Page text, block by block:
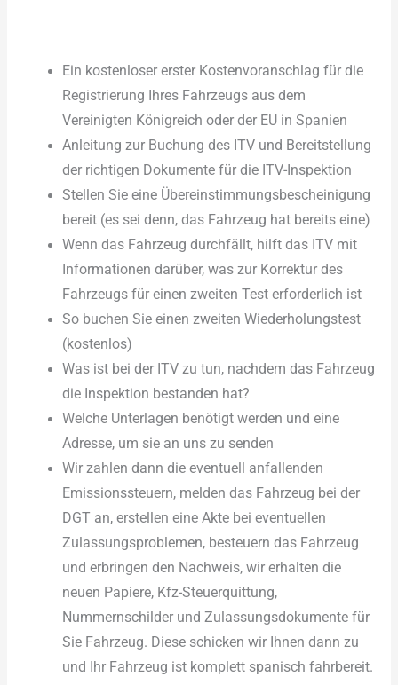
Ein kostenloser erster Kostenvoranschlag für die
Registrierung Ihres Fahrzeugs aus dem
Vereinigten Königreich oder der EU in Spanien
Anleitung zur Buchung des ITV und Bereitstellung
der richtigen Dokumente für die ITV-Inspektion
Stellen Sie eine Übereinstimmungsbescheinigung
bereit (es sei denn, das Fahrzeug hat bereits eine)
Wenn das Fahrzeug durchfällt, hilft das ITV mit
Informationen darüber, was zur Korrektur des
Fahrzeugs für einen zweiten Test erforderlich ist
So buchen Sie einen zweiten Wiederholungstest
(kostenlos)
Was ist bei der ITV zu tun, nachdem das Fahrzeug
die Inspektion bestanden hat?
Welche Unterlagen benötigt werden und eine
Adresse, um sie an uns zu senden
Wir zahlen dann die eventuell anfallenden
Emissionssteuern, melden das Fahrzeug bei der
DGT an, erstellen eine Akte bei eventuellen
Zulassungsproblemen, besteuern das Fahrzeug
und erbringen den Nachweis, wir erhalten die
neuen Papiere, Kfz-Steuerquittung,
Nummernschilder und Zulassungsdokumente für
Sie Fahrzeug. Diese schicken wir Ihnen dann zu
und Ihr Fahrzeug ist komplett spanisch fahrbereit.